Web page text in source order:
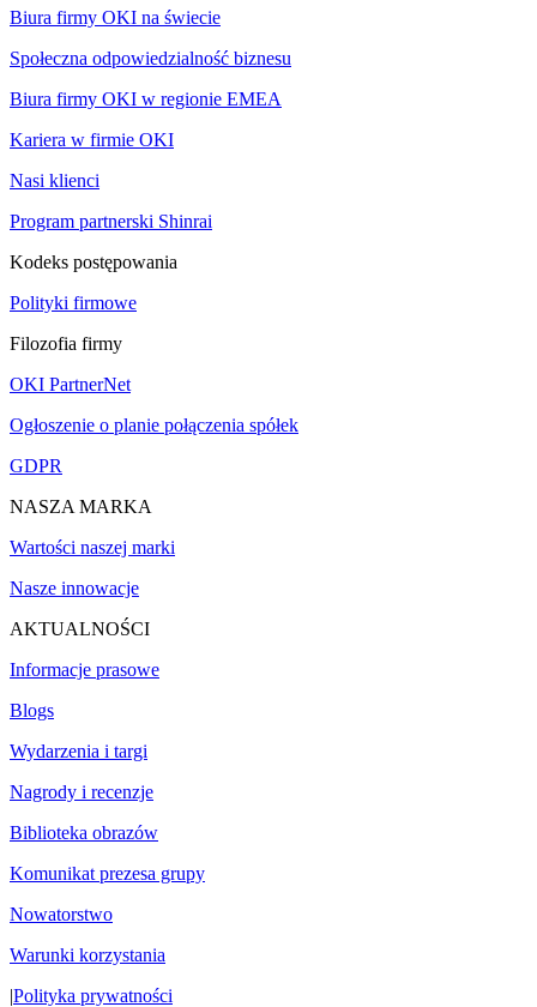
Biura firmy OKI na świecie
Społeczna odpowiedzialność biznesu
Biura firmy OKI w regionie EMEA
Kariera w firmie OKI
Nasi klienci
Program partnerski Shinrai
Kodeks postępowania
Polityki firmowe
Filozofia firmy
OKI PartnerNet
Ogłoszenie o planie połączenia spółek
GDPR
NASZA MARKA
Wartości naszej marki
Nasze innowacje
AKTUALNOŚCI
Informacje prasowe
Blogs
Wydarzenia i targi
Nagrody i recenzje
Biblioteka obrazów
Komunikat prezesa grupy
Nowatorstwo
Warunki korzystania
|Polityka prywatności